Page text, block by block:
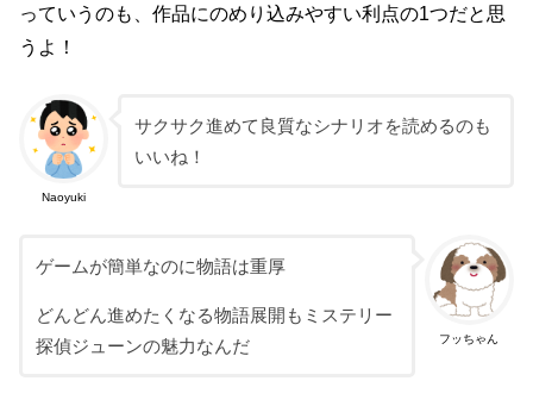
っていうのも、作品にのめり込みやすい利点の1つだと思
うよ！
Naoyuki
サクサク進めて良質なシナリオを読めるのも
いいね！
フッちゃん
ゲームが簡単なのに物語は重厚
どんどん進めたくなる物語展開もミステリー
探偵ジューンの魅力なんだ